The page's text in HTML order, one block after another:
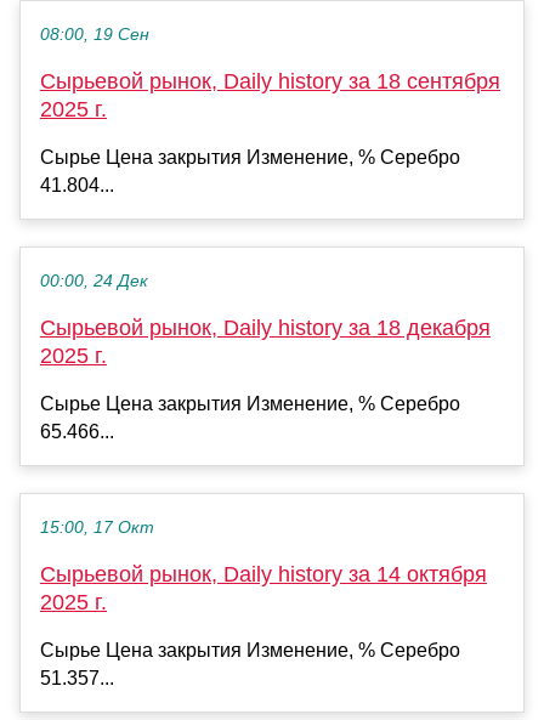
08:00, 19 Сен
Сырьевой рынок, Daily history за 18 сентября
2025 г.
Сырье Цена закрытия Изменение, % Серебро
41.804...
00:00, 24 Дек
Сырьевой рынок, Daily history за 18 декабря
2025 г.
Сырье Цена закрытия Изменение, % Серебро
65.466...
15:00, 17 Окт
Сырьевой рынок, Daily history за 14 октября
2025 г.
Сырье Цена закрытия Изменение, % Серебро
51.357...